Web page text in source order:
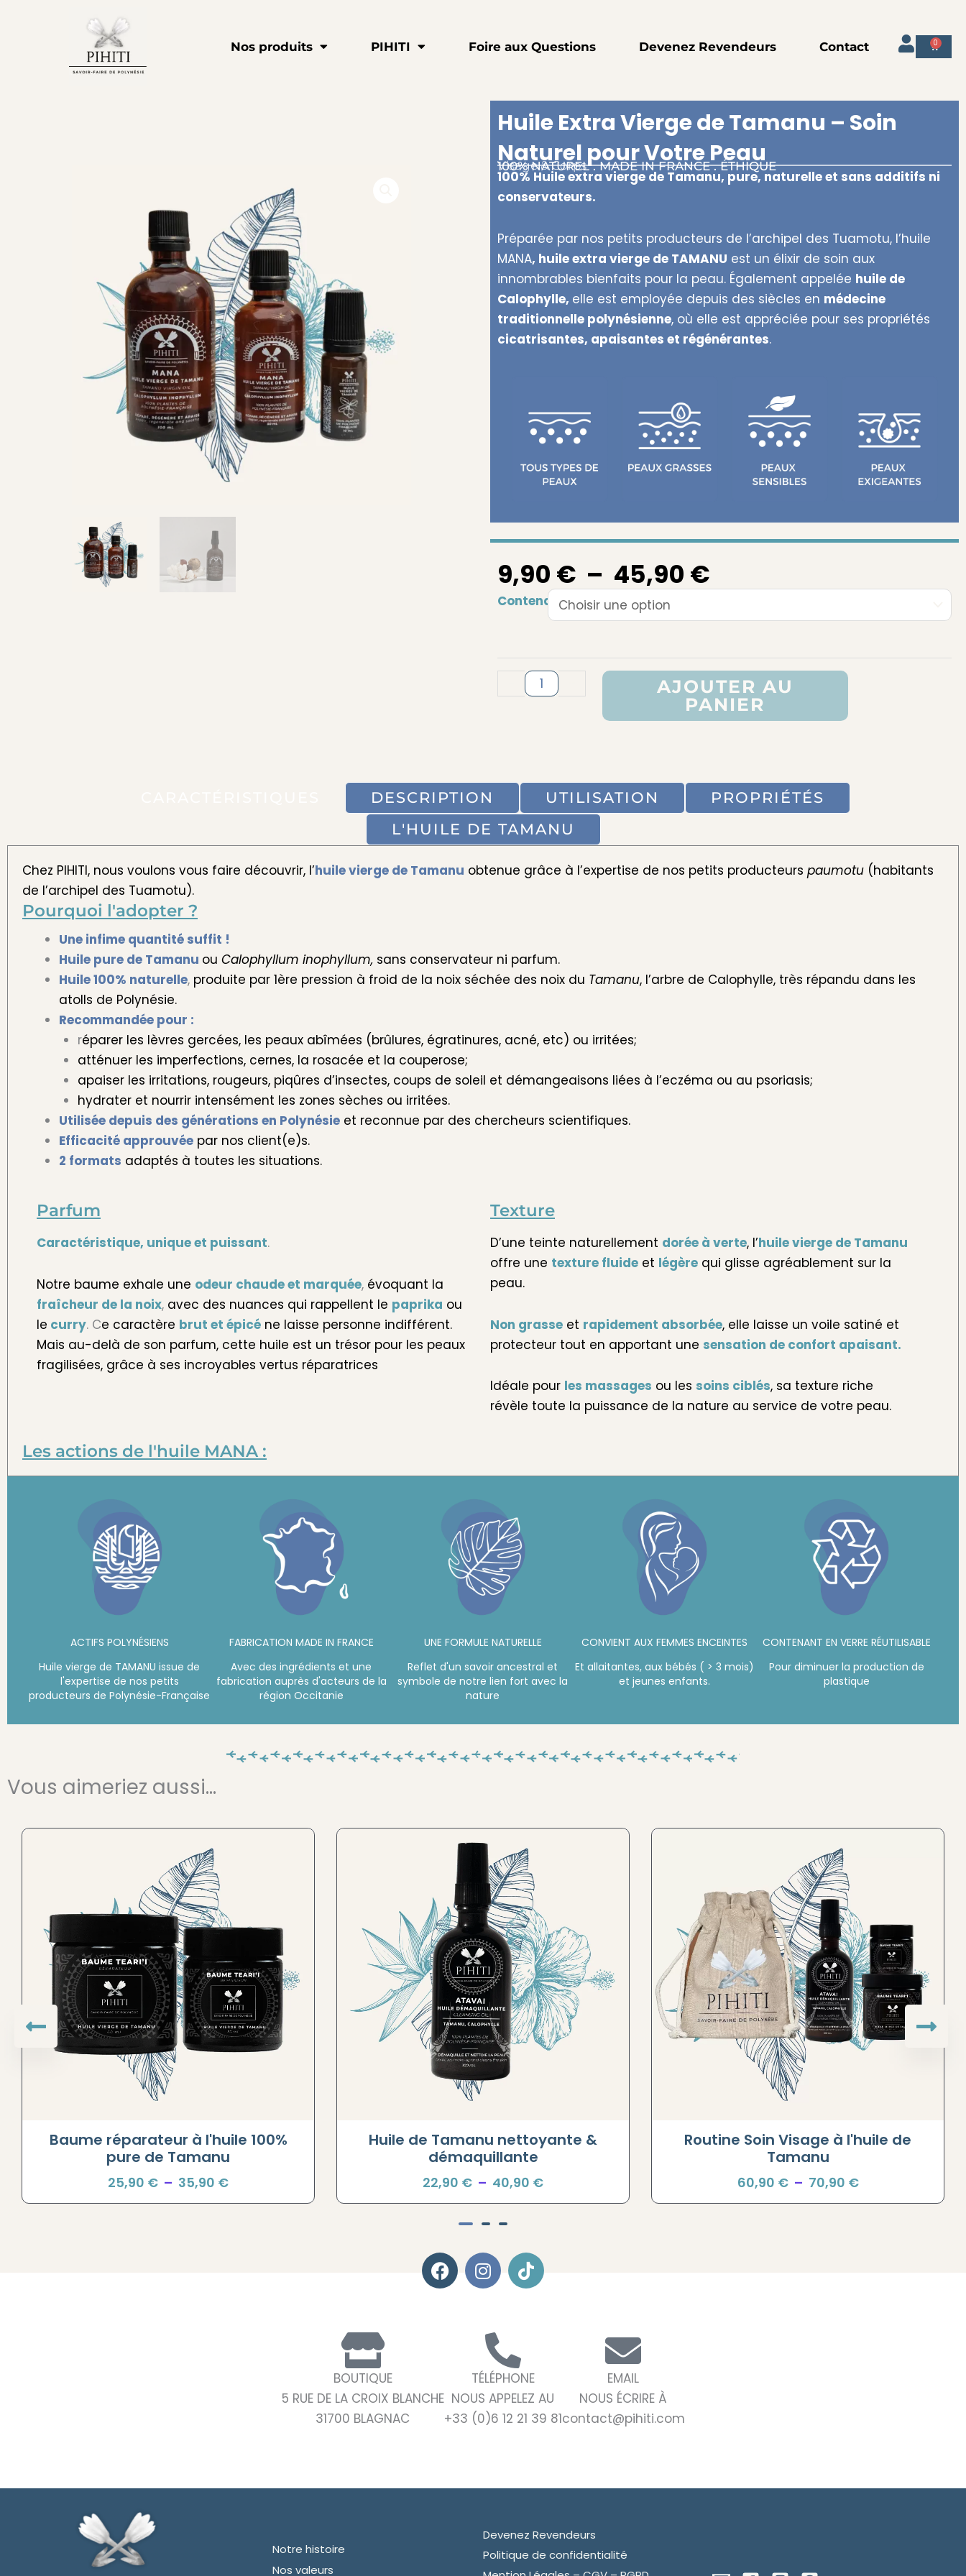
Nos produits PIHITI Foire aux Questions Devenez Revendeurs Contact 0
Panier
Huile Extra Vierge de Tamanu – Soin
Naturel pour Votre Peau
Visage & Corps
100% NATUREL . MADE IN FRANCE . ÉTHIQUE
100% Huile extra vierge de Tamanu, pure, naturelle et sans additifs ni
conservateurs.
Préparée par nos petits producteurs de l’archipel des Tuamotu, l’huile
MANA, huile extra vierge de TAMANU est un élixir de soin aux
innombrables bienfaits pour la peau. Également appelée huile de
Calophylle, elle est employée depuis des siècles en médecine
traditionnelle polynésienne, où elle est appréciée pour ses propriétés
cicatrisantes, apaisantes et régénérantes.
9,90 € – 45,90 €
de
prix :
à
45,90 €
Contenance
quantité
Extra
Vierge
de
Naturel
Votre
Peau
AJOUTER AU
PANIER
DESCRIPTION UTILISATION
PROPRIÉTÉS
L'HUILE DE TAMANU
Chez PIHITI, nous voulons vous faire découvrir, l’huile vierge de Tamanu obtenue grâce à l’expertise de nos petits producteurs paumotu (habitants
de l’archipel des Tuamotu).
Pourquoi l'adopter ?
Une infime quantité suffit !
Huile pure de Tamanu ou Calophyllum inophyllum, sans conservateur ni parfum.
Huile 100% naturelle, produite par 1ère pression à froid de la noix séchée des noix du Tamanu, l’arbre de Calophylle, très répandu dans les
atolls de Polynésie.
Recommandée pour :
réparer les lèvres gercées, les peaux abîmées (brûlures, égratinures, acné, etc) ou irritées;
atténuer les imperfections, cernes, la rosacée et la couperose;
apaiser les irritations, rougeurs, piqûres d’insectes, coups de soleil et démangeaisons liées à l’eczéma ou au psoriasis;
hydrater et nourrir intensément les zones sèches ou irritées.
Utilisée depuis des générations en Polynésie et reconnue par des chercheurs scientifiques.
Efficacité approuvée par nos client(e)s.
2 formats adaptés à toutes les situations.
Parfum
Caractéristique, unique et puissant.
Notre baume exhale une odeur chaude et marquée, évoquant la
fraîcheur de la noix, avec des nuances qui rappellent le paprika ou
le curry. Ce caractère brut et épicé ne laisse personne indifférent.
Mais au-delà de son parfum, cette huile est un trésor pour les peaux
fragilisées, grâce à ses incroyables vertus réparatrices
Texture
D’une teinte naturellement dorée à verte, l’huile vierge de Tamanu
offre une texture fluide et légère qui glisse agréablement sur la
peau.
Non grasse et rapidement absorbée, elle laisse un voile satiné et
protecteur tout en apportant une sensation de confort apaisant.
Idéale pour les massages ou les soins ciblés, sa texture riche
révèle toute la puissance de la nature au service de votre peau.
Les actions de l'huile MANA :
ACTIFS POLYNÉSIENS
Huile vierge de TAMANU issue de
l'expertise de nos petits
producteurs de Polynésie-Française
FABRICATION MADE IN FRANCE
Avec des ingrédients et une
fabrication auprès d'acteurs de la
région Occitanie
UNE FORMULE NATURELLE
Reflet d'un savoir ancestral et
symbole de notre lien fort avec la
nature
CONVIENT AUX FEMMES ENCEINTES
Et allaitantes, aux bébés ( > 3 mois)
et jeunes enfants.
CONTENANT EN VERRE RÉUTILISABLE
Pour diminuer la production de
plastique
Vous aimeriez aussi...
Baume réparateur à l'huile 100%
pure de Tamanu
25,90 € – 35,90 €
Plage
35,90 €
Huile de Tamanu nettoyante &
démaquillante
22,90 € – 40,90 €
Plage
40,90 €
Routine Soin Visage à l'huile de
Tamanu
60,90 € – 70,90 €
Plage
70,90 €
F
a
c
k
I
n
s
a
g
r
a
m
T
i
k
BOUTIQUE
5 RUE DE LA CROIX BLANCHE
31700 BLAGNAC
TÉLÉPHONE
NOUS APPELEZ AU
+33 (0)6 12 21 39 81
EMAIL
NOUS ÉCRIRE À
contact@pihiti.com
Notre histoire
Nos valeurs
Devenez Revendeurs
Politique de confidentialité